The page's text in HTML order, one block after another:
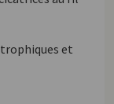
et